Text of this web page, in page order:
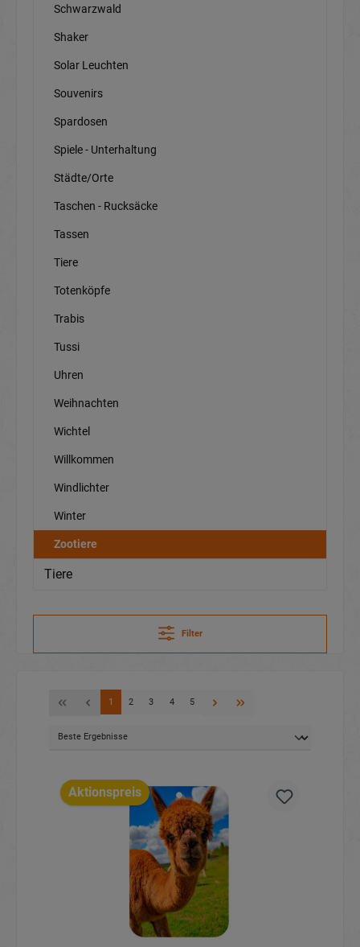
Schwarzwald
Shaker
Solar Leuchten
Souvenirs
Spardosen
Spiele - Unterhaltung
Städte/Orte
Taschen - Rucksäcke
Tassen
Tiere
Totenköpfe
Trabis
Tussi
Uhren
Weihnachten
Wichtel
Willkommen
Windlichter
Winter
Zootiere
Tiere
Filter
1 2 3 4 5
Aktionspreis